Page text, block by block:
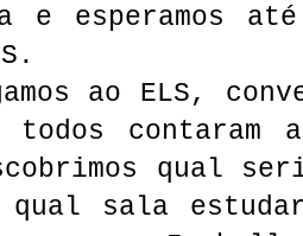
e esperamos
ao ELS,
todos contaram
qual
qual sala